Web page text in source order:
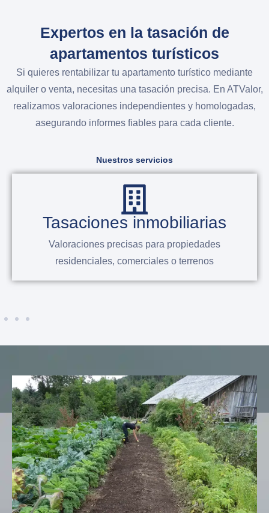
Expertos en la tasación de
apartamentos turísticos
Si quieres rentabilizar tu apartamento turístico mediante
alquiler o venta, necesitas una tasación precisa. En ATValor,
realizamos valoraciones independientes y homologadas,
asegurando informes fiables para cada cliente.
Nuestros servicios
Tasaciones de arte y joyas
Valoraciones precisas para propiedades
residenciales, comerciales o terrenos